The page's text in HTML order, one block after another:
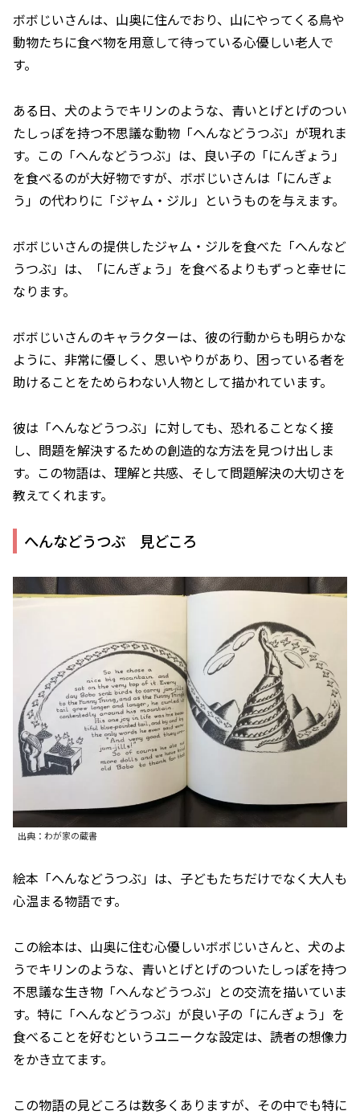
ボボじいさんは、山奥に住んでおり、山にやってくる鳥や
動物たちに食べ物を用意して待っている心優しい老人で
す。
ある日、犬のようでキリンのような、青いとげとげのつい
たしっぽを持つ不思議な動物「へんなどうつぶ」が現れま
す。この「へんなどうつぶ」は、良い子の「にんぎょう」
を食べるのが大好物ですが、ボボじいさんは「にんぎょ
う」の代わりに「ジャム・ジル」というものを与えます。
ボボじいさんの提供したジャム・ジルを食べた「へんなど
うつぶ」は、「にんぎょう」を食べるよりもずっと幸せに
なります。
ボボじいさんのキャラクターは、彼の行動からも明らかな
ように、非常に優しく、思いやりがあり、困っている者を
助けることをためらわない人物として描かれています。
彼は「へんなどうつぶ」に対しても、恐れることなく接
し、問題を解決するための創造的な方法を見つけ出しま
す。この物語は、理解と共感、そして問題解決の大切さを
教えてくれます。
へんなどうつぶ 見どころ
出典：わが家の蔵書
絵本「へんなどうつぶ」は、子どもたちだけでなく大人も
心温まる物語です。
この絵本は、山奥に住む心優しいボボじいさんと、犬のよ
うでキリンのような、青いとげとげのついたしっぽを持つ
不思議な生き物「へんなどうつぶ」との交流を描いていま
す。特に「へんなどうつぶ」が良い子の「にんぎょう」を
食べることを好むというユニークな設定は、読者の想像力
をかき立てます。
この物語の見どころは数多くありますが、その中でも特に